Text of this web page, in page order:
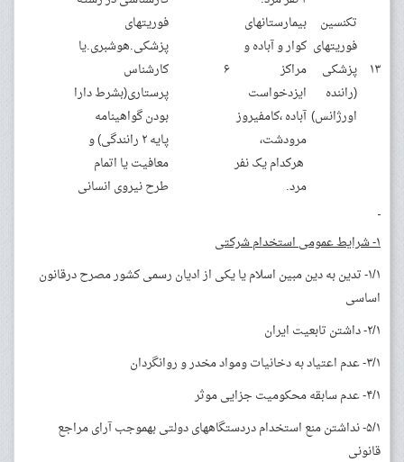
۱۳
تکنسین
فوریتهای
پزشکی
(راننده
اورژانس)
بیمارستانهای
کوار و آباده و
مراکز
ایزدخواست
آباده ،کامفیروز
مرودشت،
هرکدام یک نفر
مرد.
فوریتهای
پزشکی.هوشبری.یا
کارشناس
پرستاری(بشرط دارا
بودن گواهینامه
پایه ۲ رانندگی) و
معافیت یا اتمام
طرح نیروی انسانی
۱- شرایط عمومی استخدام شرکتی
۱/۱- تدین به دین مبین اسلام یا یکی از ادیان رسمی کشور مصرح درقانون
اساسی
۲/۱- داشتن تابعیت ایران
۳/۱- عدم اعتیاد به دخانیات ومواد مخدر و روانگردان
۴/۱- عدم سابقه محکومیت جزایی موثر
۵/۱- نداشتن منع استخدام دردستگاه­های دولتی به­موجب آرای مراجع
قانونی